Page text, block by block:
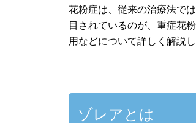
花粉症は、従来の治療法で
目されているのが、重症花
用などについて詳しく解説
ゾレアとは